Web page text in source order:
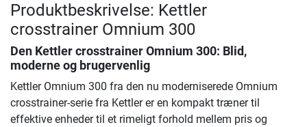
Produktbeskrivelse: Kettler
crosstrainer Omnium 300
Den Kettler crosstrainer Omnium 300: Blid,
moderne og brugervenlig
Kettler Omnium 300 fra den nu moderniserede Omnium
crosstrainer-serie fra Kettler er en kompakt træner til
effektive enheder til et rimeligt forhold mellem pris og